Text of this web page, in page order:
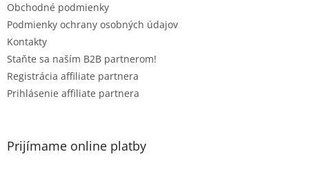
Obchodné podmienky
Podmienky ochrany osobných údajov
Kontakty
Staňte sa naším B2B partnerom!
Registrácia affiliate partnera
Prihlásenie affiliate partnera
Prijímame online platby